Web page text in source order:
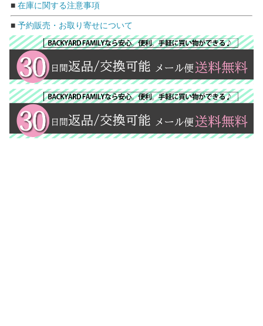
■ 在庫に関する注意事項
■ 予約販売・お取り寄せについて